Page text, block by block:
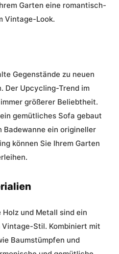
Garten eine romantisch-
Vintage-Look.
Gegenstände zu neuen
Der Upcycling-Trend im
größerer Beliebtheit.
gemütliches Sofa gebaut
Badewanne ein origineller
können Sie Ihrem Garten
und Metall sind ein
Stil. Kombiniert mit
Baumstümpfen und